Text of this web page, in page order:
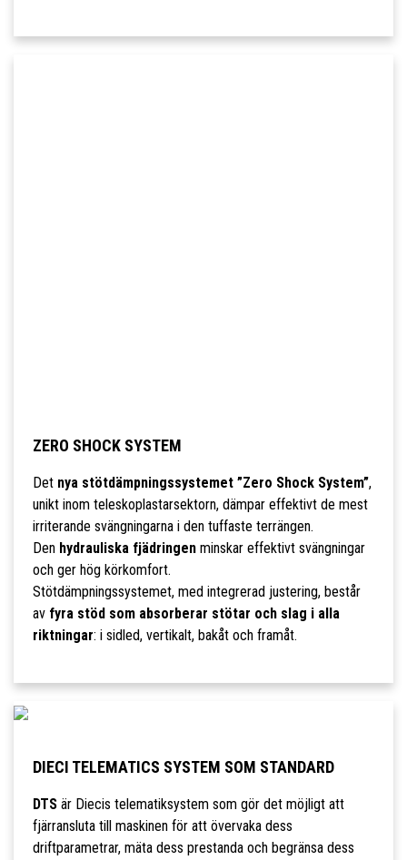
ZERO SHOCK SYSTEM
Det nya stötdämpningssystemet ”Zero Shock System”,
unikt inom teleskoplastarsektorn, dämpar effektivt de mest
irriterande svängningarna i den tuffaste terrängen.
Den hydrauliska fjädringenminskar effektivt svängningar
och ger hög körkomfort.
Stötdämpningssystemet, med integrerad justering, består
av fyra stöd som absorberar stötar och slag i alla
riktningar: i sidled, vertikalt, bakåt och framåt.
DIECI TELEMATICS SYSTEM SOM STANDARD
DTSär Diecis telematiksystem som gör det möjligt att
fjärransluta till maskinen för att övervaka dess
driftparametrar, mäta dess prestanda och begränsa dess